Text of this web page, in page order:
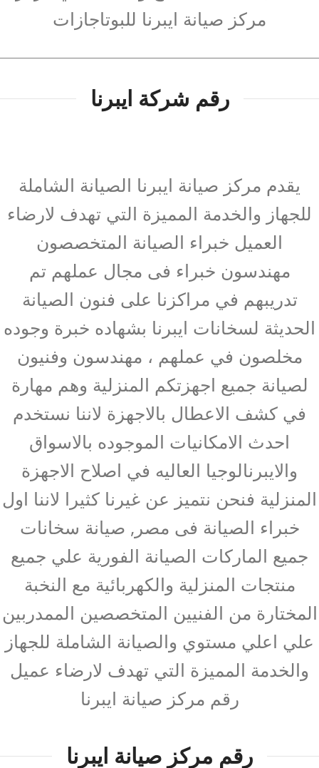
مركز صيانة ايبرنا للبوتاجازات
رقم شركة ايبرنا
يقدم مركز صيانة ايبرنا الصيانة الشاملة
للجهاز والخدمة المميزة التي تهدف لارضاء
العميل خبراء الصيانة المتخصصون
مهندسون خبراء فى مجال عملهم تم
تدريبهم في مراكزنا على فنون الصيانة
الحديثة لسخانات ايبرنا بشهاده خبرة وجوده
مخلصون في عملهم ، مهندسون وفنيون
لصيانة جميع اجهزتكم المنزلية وهم مهارة
في كشف الاعطال بالاجهزة لاننا نستخدم
احدث الامكانيات الموجوده بالاسواق
والايبرنالوجيا العاليه في اصلاح الاجهزة
المنزلية فنحن نتميز عن غيرنا كثيرا لاننا اول
خبراء الصيانة فى مصر, صيانة سخانات
جميع الماركات الصيانة الفورية علي جميع
منتجات المنزلية والكهربائية مع النخبة
المختارة من الفنيين المتخصصين الممدربين
علي اعلي مستوي والصيانة الشاملة للجهاز
والخدمة المميزة التي تهدف لارضاء عميل
رقم مركز صيانة ايبرنا
رقم مركز صيانة ايبرنا